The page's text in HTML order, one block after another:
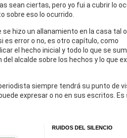
sean ciertas, pero yo fui a cubrir lo
sobre eso lo ocurrido.
se hizo un allanamiento en la casa tal
es error o no, es otro capítulo, como
el hecho inicial y todo lo que se
del alcalde sobre los hechos y lo que
siempre tendrá su punto de
expresar o no en sus escritos. Es
RUIDOS DEL SILENCIO